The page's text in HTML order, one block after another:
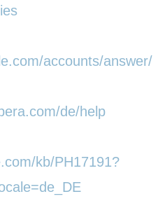
accounts/answer/
de/help
kb/PH17191?